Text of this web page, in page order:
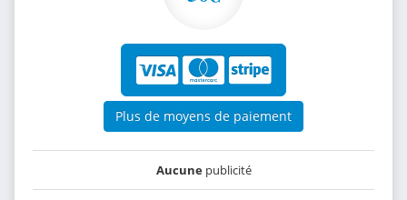
Plus de moyens de paiement
Aucunepublicité